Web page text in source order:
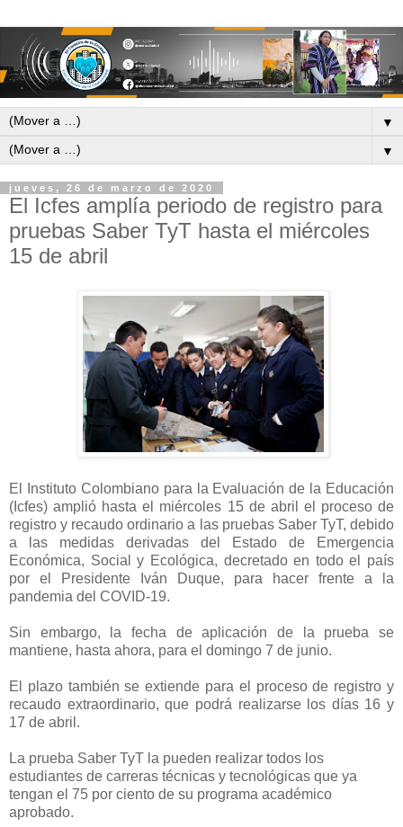
▼
▼
jueves, 26 de marzo de 2020
El Icfes amplía periodo de registro para
pruebas Saber TyT hasta el miércoles
15 de abril
El Instituto Colombiano para la Evaluación de la Educación
(Icfes) amplió hasta el miércoles 15 de abril el proceso de
registro y recaudo ordinario a las pruebas Saber TyT, debido
a las medidas derivadas del Estado de Emergencia
Económica, Social y Ecológica, decretado en todo el país
por el Presidente Iván Duque, para hacer frente a la
pandemia del COVID-19.
Sin embargo, la fecha de aplicación de la prueba se
mantiene, hasta ahora, para el domingo 7 de junio.
El plazo también se extiende para el proceso de registro y
recaudo extraordinario, que podrá realizarse los días 16 y
17 de abril.
La prueba Saber TyT la pueden realizar todos los
estudiantes de carreras técnicas y tecnológicas que ya
tengan el 75 por ciento de su programa académico
aprobado.